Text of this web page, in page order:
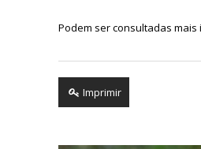
Podem ser consultadas mais
Imprimir